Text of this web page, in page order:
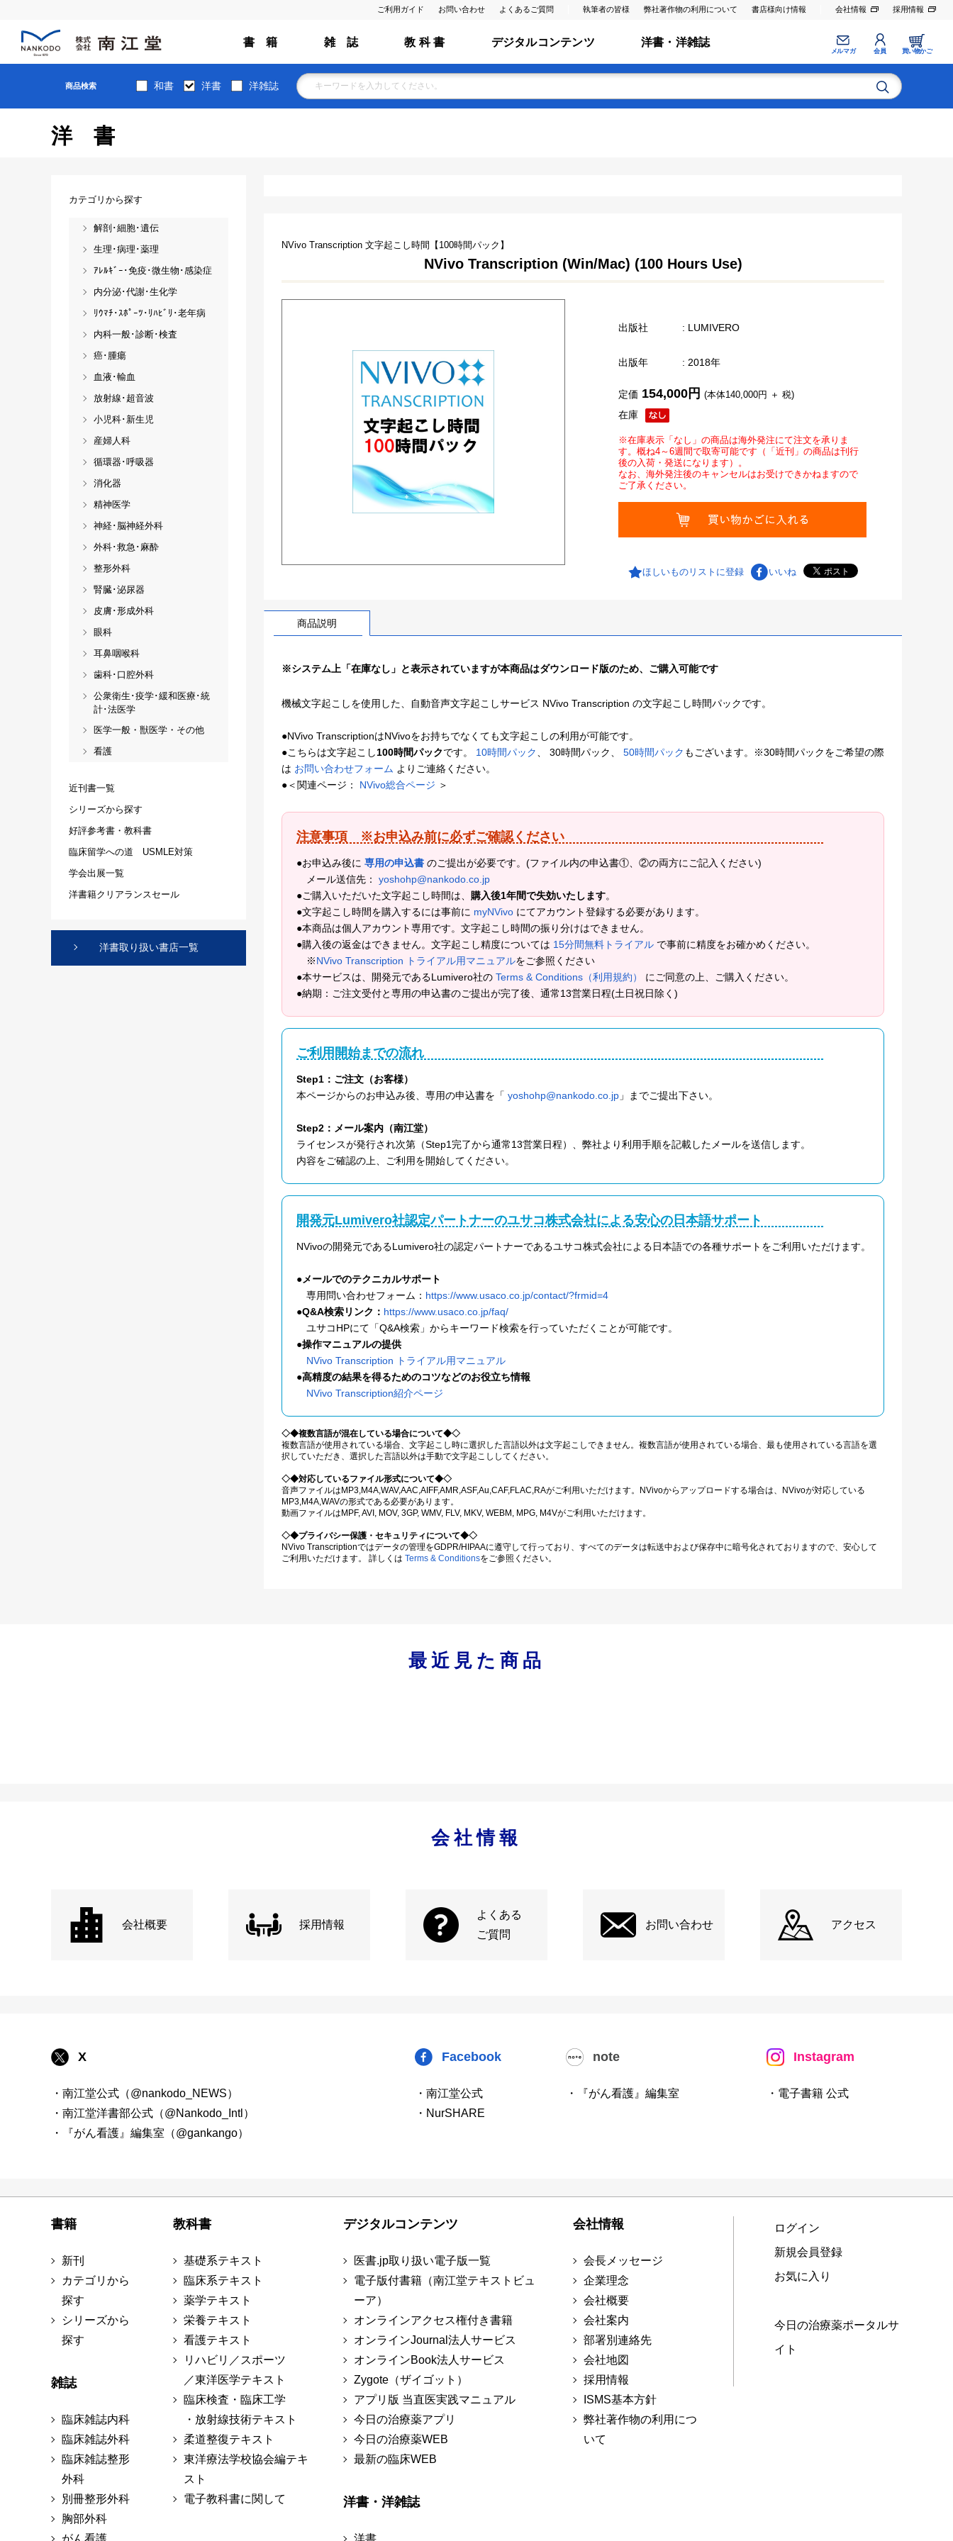
ご利用ガイド お問い合わせ よくあるご質問 執筆者の皆様 弊社著作物の利用について 書店様向け情報 会社情報 採用情報
書 籍 雑 誌 教 科 書 デジタルコンテンツ 洋書・洋雑誌
メルマガ 会員 買い物かご
商品検索 和書 洋書 洋雑誌
洋書
NVivo Transcription 文字起こし時間【100時間パック】
NVivo Transcription (Win/Mac) (100 Hours Use)
出版社 : LUMIVERO
出版年 : 2018年
在庫
定価 154,000円 (本体140,000円 ＋ 税)
※在庫表示「なし」の商品は海外発注にて注文を承りま
す。概ね4～6週間で取寄可能です（「近刊」の商品は刊行
後の入荷・発送になります）。
なお、海外発注後のキャンセルはお受けできかねますので
ご了承ください。
ほしいものリストに登録 いいね
商品説明
※システム上「在庫なし」と表示されていますが本商品はダウンロード版のため、ご購入可能です
機械文字起こしを使用した、自動音声文字起こしサービス NVivo Transcription の文字起こし時間パックです。
●NVivo TranscriptionはNVivoをお持ちでなくても文字起こしの利用が可能です。
●こちらは文字起こし100時間パックです。 10時間パック 、 30時間パック、 50時間パック もございます。※30時間パックをご希望の際
は お問い合わせフォーム よりご連絡ください。
●＜関連ページ： NVivo総合ページ ＞
注意事項 ※お申込み前に必ずご確認ください
●お申込み後に 専用の申込書 のご提出が必要です。(ファイル内の申込書①、②の両方にご記入ください)
メール送信先：
yoshohp@nankodo.co.jp
●ご購入いただいた文字起こし時間は、
購入後1年間で失効いたします。
●文字起こし時間を購入するには事前に myNVivo にてアカウント登録する必要があります。
●本商品は個人アカウント専用です。文字起こし時間の振り分けはできません。
●購入後の返金はできません。文字起こし精度については 15分間無料トライアル で事前に精度をお確かめください。
※NVivo Transcription トライアル用マニュアルをご参照ください
●本サービスは、開発元であるLumivero社の Terms & Conditions（利用規約）
にご同意の上、ご購入ください。
●納期：ご注文受付と専用の申込書のご提出が完了後、通常13営業日程(土日祝日除く)
ご利用開始までの流れ
Step1：ご注文（お客様）
本ページからのお申込み後、専用の申込書を「 yoshohp@nankodo.co.jp 」までご提出下さい。
Step2：メール案内（南江堂）
ライセンスが発行され次第（Step1完了から通常13営業日程）、弊社より利用手順を記載したメールを送信します。
内容をご確認の上、ご利用を開始してください。
開発元Lumivero社認定パートナーのユサコ株式会社による安心の日本語サポート
NVivoの開発元であるLumivero社の認定パートナーであるユサコ株式会社による日本語での各種サポートをご利用いただけます。
●メールでのテクニカルサポート
専用問い合わせフォーム： https://www.usaco.co.jp/contact/?frmid=4
●Q&A検索リンク： https://www.usaco.co.jp/faq/
ユサコHPにて「Q&A検索」からキーワード検索を行っていただくことが可能です。
●操作マニュアルの提供
NVivo Transcription トライアル用マニュアル
●高精度の結果を得るためのコツなどのお役立ち情報
NVivo Transcription紹介ページ
◇◆複数言語が混在している場合について◆◇
複数言語が使用されている場合、文字起こし時に選択した言語以外は文字起こしできません。複数言語が使用されている場合、最も使用されている言語を選
択していただき、選択した言語以外は手動で文字起こししてください。
◇◆対応しているファイル形式について◆◇
音声ファイルはMP3,M4A,WAV,AAC,AIFF,AMR,ASF,Au,CAF,FLAC,RAがご利用いただけます。NVivoからアップロードする場合は、NVivoが対応している
MP3,M4A,WAVの形式である必要があります。
動画ファイルはMPF, AVI, MOV, 3GP, WMV, FLV, MKV, WEBM, MPG, M4Vがご利用いただけます。
◇◆プライバシー保護・セキュリティについて◆◇
NVivo Transcriptionではデータの管理をGDPR/HIPAAに遵守して行っており、すべてのデータは転送中および保存中に暗号化されておりますので、安心して
ご利用いただけます。 詳しくは Terms & Conditionsをご参照ください。
カテゴリから探す
解剖･細胞･遺伝
生理･病理･薬理
ｱﾚﾙｷﾞｰ･免疫･微生物･感染症
内分泌･代謝･生化学
ﾘｳﾏﾁ･ｽﾎﾟｰﾂ･ﾘﾊﾋﾞﾘ･老年病
内科一般･診断･検査
癌･腫瘍
血液･輸血
放射線･超音波
小児科･新生児
産婦人科
循環器･呼吸器
消化器
精神医学
神経･脳神経外科
外科･救急･麻酔
整形外科
腎臓･泌尿器
皮膚･形成外科
眼科
耳鼻咽喉科
歯科･口腔外科
公衆衛生･疫学･緩和医療･統
計･法医学
医学一般・獣医学・その他
看護
近刊書一覧
シリーズから探す
好評参考書・教科書
臨床留学への道 USMLE対策
学会出展一覧
洋書籍クリアランスセール
洋書取り扱い書店一覧
最近見た商品
会社情報
会社概要 採用情報
よくある
ご質問
お問い合わせ アクセス
X
・南江堂公式（@nankodo_NEWS）
・南江堂洋書部公式（@Nankodo_Intl）
・『がん看護』編集室（@gankango）
Facebook
・南江堂公式
・NurSHARE
note
・『がん看護』編集室
Instagram
・電子書籍 公式
書籍
新刊
カテゴリから
探す
シリーズから
探す
雑誌
臨床雑誌内科
臨床雑誌外科
臨床雑誌整形
外科
別冊整形外科
胸部外科
がん看護
教科書
基礎系テキスト
臨床系テキスト
薬学テキスト
栄養テキスト
看護テキスト
リハビリ／スポーツ
／東洋医学テキスト
臨床検査・臨床工学
・放射線技術テキスト
柔道整復テキスト
東洋療法学校協会編テキ
スト
電子教科書に関して
デジタルコンテンツ
医書.jp取り扱い電子版一覧
電子版付書籍（南江堂テキストビュ
ーア）
オンラインアクセス権付き書籍
オンラインJournal法人サービス
オンラインBook法人サービス
Zygote（ザイゴット）
アプリ版 当直医実践マニュアル
今日の治療薬アプリ
今日の治療薬WEB
最新の臨床WEB
洋書・洋雑誌
洋書
会社情報
会長メッセージ
企業理念
会社概要
会社案内
部署別連絡先
会社地図
採用情報
ISMS基本方針
弊社著作物の利用につ
いて
ログイン
新規会員登録
お気に入り
今日の治療薬ポータルサ
イト